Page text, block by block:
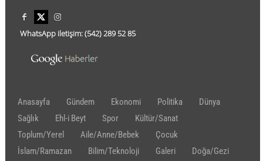
WhatsApp iletişim:(542)289 52 85
Anasayfa Gündem Ekonomi Politika
Dünya
Sağlık
Ehl-i Beyt Spor
Kültür/Sanat
Toplum/Yerel
Aile/Anne/Bebek
Çocuk
İslam/Ramazan
Bilim/Teknoloji Galeri
Doğa/Gezi